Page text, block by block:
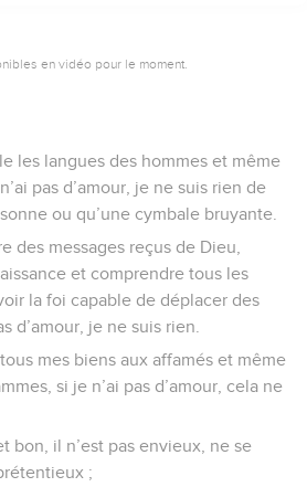
en vidéo pour le moment.
les langues des hommes et même
pas d’amour, je ne suis rien de
ou qu’une cymbale bruyante.
des messages reçus de Dieu,
et comprendre tous les
la foi capable de déplacer des
d’amour, je ne suis rien.
mes biens aux affamés et même
si je n’ai pas d’amour, cela ne
bon, il n’est pas envieux, ne se
;